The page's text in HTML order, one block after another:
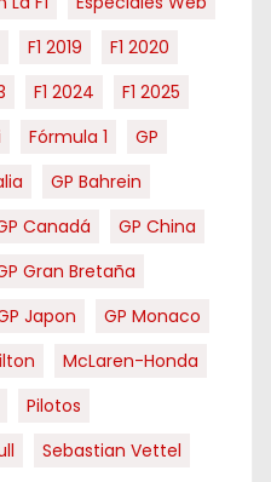
F1 2019
F1 2020
F1 2024
F1 2025
Fórmula 1
GP
GP Bahrein
Canadá
GP China
Gran Bretaña
Japon
GP Monaco
McLaren-Honda
Pilotos
Sebastian Vettel